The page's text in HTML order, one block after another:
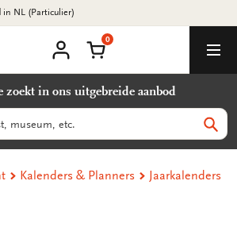
in NL (Particulier)
account
Winkelmand
0
zoekt in ons uitgebreide aanbod
Kalenders & Planners Jaarkalenders